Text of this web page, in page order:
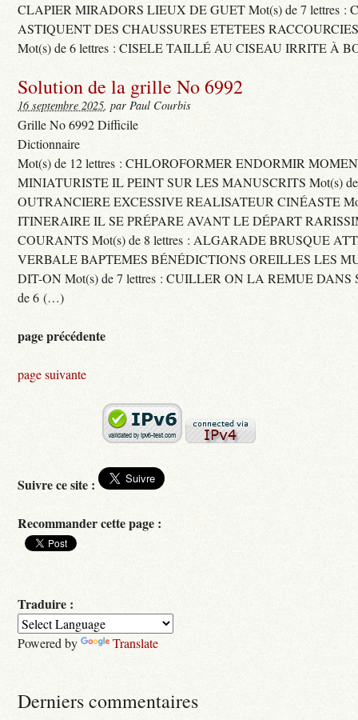
CLAPIER MIRADORS LIEUX DE GUET Mot(s) de 7 lettres :
ASTIQUENT DES CHAUSSURES ETETEES
Mot(s) de 6 lettres : CISELE TAILLÉ AU CISEAU IRRITE À
Solution de la grille No 6992
16 septembre 2025, par Paul Courbis
Grille No 6992 Difficile
Dictionnaire
Mot(s) de 12 lettres : CHLOROFORMER ENDORMIR
MINIATURISTE IL PEINT SUR LES MANUSCRITS Mot(s) de
OUTRANCIERE EXCESSIVE REALISATEUR CINÉASTE
ITINERAIRE IL SE PRÉPARE AVANT LE DÉPART
COURANTS Mot(s) de 8 lettres : ALGARADE BRUSQUE
VERBALE BAPTEMES BÉNÉDICTIONS OREILLES LES
DIT-ON Mot(s) de 7 lettres : CUILLER ON LA REMUE DANS
de 6 (…)
page précédente
page suivante
Suivre ce site :
Recommander cette page :
Traduire :
Powered by Translate
Derniers commentaires